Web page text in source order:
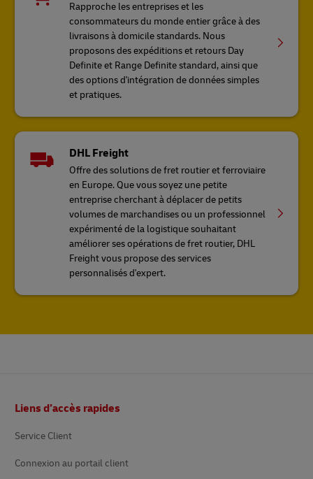
Rapproche les entreprises et les
consommateurs du monde entier grâce à des
livraisons à domicile standards. Nous
proposons des expéditions et retours Day
Definite et Range Definite standard, ainsi que
des options d'intégration de données simples
et pratiques.
DHL Freight
Offre des solutions de fret routier et ferroviaire
en Europe. Que vous soyez une petite
entreprise cherchant à déplacer de petits
volumes de marchandises ou un professionnel
expérimenté de la logistique souhaitant
améliorer ses opérations de fret routier, DHL
Freight vous propose des services
personnalisés d'expert.
de
Liens d’accès rapides
Service Client
Connexion au portail client